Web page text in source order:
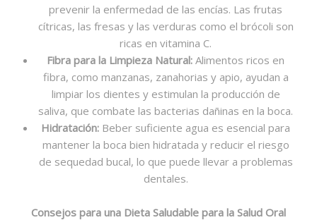
prevenir la enfermedad de las encías. Las frutas
cítricas, las fresas y las verduras como el brócoli son
ricas en vitamina C.
Fibra para la Limpieza Natural: Alimentos ricos en
fibra, como manzanas, zanahorias y apio, ayudan a
limpiar los dientes y estimulan la producción de
saliva, que combate las bacterias dañinas en la boca.
Hidratación: Beber suficiente agua es esencial para
mantener la boca bien hidratada y reducir el riesgo
de sequedad bucal, lo que puede llevar a problemas
dentales.
Consejos para una Dieta Saludable para la Salud Oral